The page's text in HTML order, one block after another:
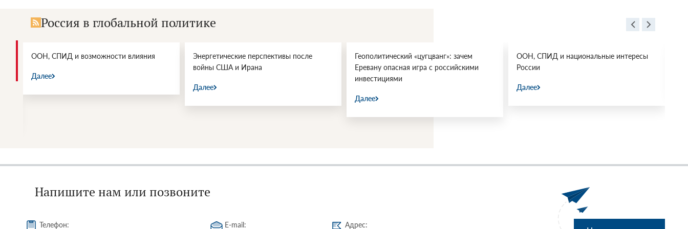
Россия в глобальной политике
ООН, СПИД и возможности влияния
Далее
Энергетические перспективы после
войны США и Ирана
Далее
Геополитический «цугцванг»: зачем
Еревану опасная игра с российскими
инвестициями
Далее
ООН, СПИД и национальные интересы
России
Далее
Напишите нам или позвоните
Телефон: E-mail: Адрес: